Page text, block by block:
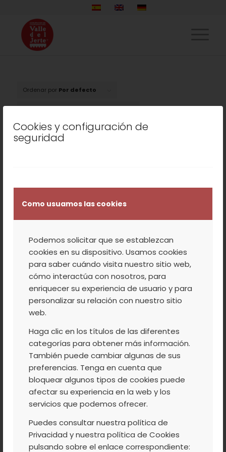
Cookies y configuración de
seguridad
Como usuamos las cookies
Podemos solicitar que se establezcan
cookies en su dispositivo. Usamos cookies
para saber cuándo visita nuestro sitio web,
cómo interactúa con nosotros, para
enriquecer su experiencia de usuario y para
personalizar su relación con nuestro sitio
web.
Haga clic en los títulos de las diferentes
categorías para obtener más información.
También puede cambiar algunas de sus
preferencias. Tenga en cuenta que
bloquear algunos tipos de cookies puede
afectar su experiencia en la web y los
servicios que podemos ofrecer.
Puedes consultar nuestra política de
Privacidad y nuestra política de Cookies
pulsando sobre el enlace correspondiente:
Ordenar por Por defecto
Estuche madera productos Valle del Jerte
31,06€